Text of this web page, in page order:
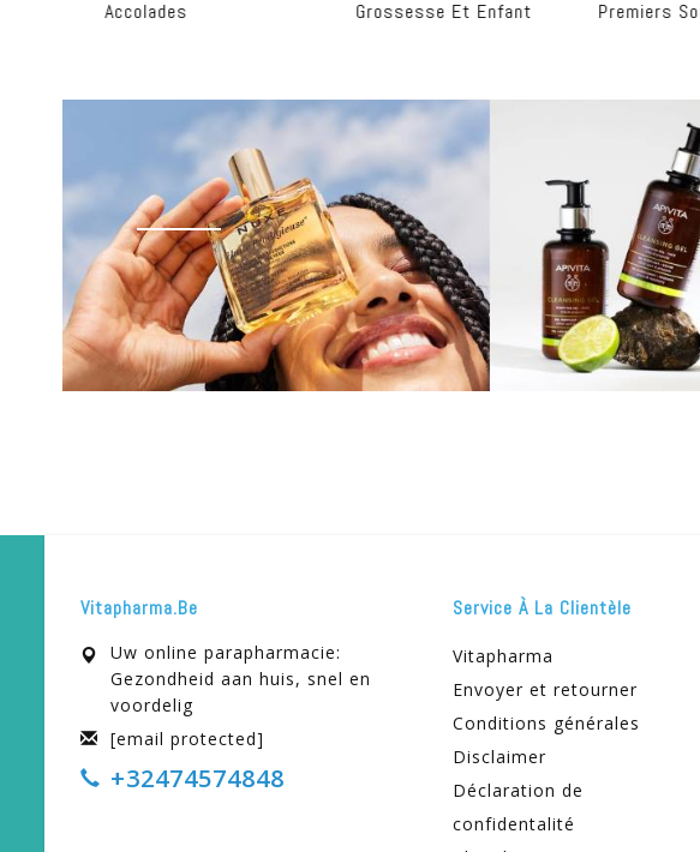
Grossesse Et Enfant Premiers Soins & Soins À Domicile
Vitapharma.be
Uw online parapharmacie:
Gezondheid aan huis, snel en
voordelig
[email protected]
+32474574848
Service À La Clientèle
Vitapharma
Envoyer et retourner
Conditions générales
Disclaimer
Déclaration de
confidentalité